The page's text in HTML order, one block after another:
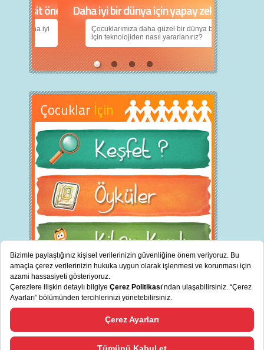
5 basit öneri
daha iyi
Daha iyi bir dünya için yapay zekâ
Çocuklarımıza daha güzel bir dünya bırakabilmek
için teknolojiden nasıl yararlanırız?
Çocuklar İçin